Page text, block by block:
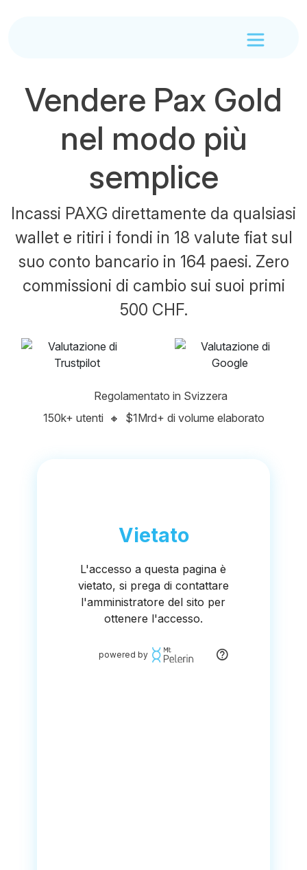
Vendere Pax Gold
nel modo più
semplice
Incassi PAXG direttamente da qualsiasi
wallet e ritiri i fondi in 18 valute fiat sul
suo conto bancario in 164 paesi. Zero
commissioni di cambio sui suoi primi
500 CHF.
Regolamentato in Svizzera
150k+ utenti 🔸 $1Mrd+ di volume elaborato